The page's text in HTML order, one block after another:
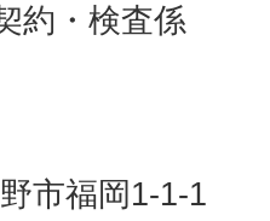
約・検査係
市福岡1-1-1